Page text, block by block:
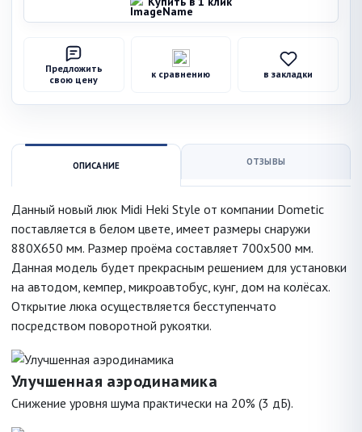
Предложить
свою цену
к сравнению в закладки
ОПИСАНИЕ ОТЗЫВЫ
Данный новый люк Midi Heki Style от компании Dometic
поставляется в белом цвете, имеет размеры снаружи
880Х650 мм. Размер проёма составляет 700х500 мм.
Данная модель будет прекрасным решением для установки
на автодом, кемпер, микроавтобус, кунг, дом на колёсах.
Открытие люка осуществляется бесступенчато
посредством поворотной рукоятки.
Улучшенная аэродинамика
Снижение уровня шума практически на 20% (3 дБ).